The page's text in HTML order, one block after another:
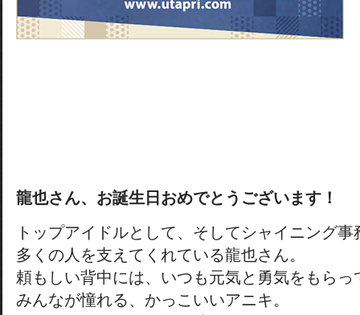
龍也さん、お誕生日おめでとうございます！
トップアイドルとして、そしてシャイニング
多くの人を支えてくれている龍也さん。
頼もしい背中には、いつも元気と勇気をもらっ
みんなが憧れる、かっこいいアニキ。